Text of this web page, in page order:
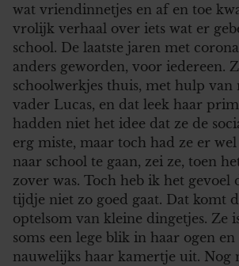
wat vriendinnetjes en af en toe
vrolijk verhaal over iets wat er
school. De laatste jaren met
anders geworden, voor iedereen.
schoolwerkjes thuis, met hulp van
vader Lucas, en dat leek haar
hadden niet het idee dat ze de
erg miste, maar toch had ze er
naar school te gaan, zei ze, toen
zover was. Toch heb ik het gevoel
tijdje niet zo goed gaat. Dat komt
optelsom van kleine dingetjes. Ze
soms een lege blik in haar ogen
nauwelijks haar kamertje uit. Nog